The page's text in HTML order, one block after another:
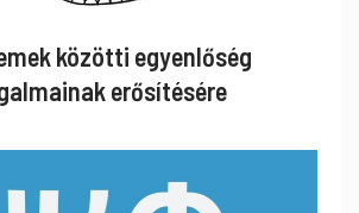
közötti egyenlőség
erősítésére